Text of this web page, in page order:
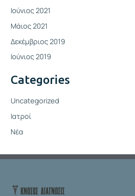
Ιούνιος 2021
Μάιος 2021
Δεκέμβριος 2019
Ιούνιος 2019
Categories
Uncategorized
Ιατροί
Νέα